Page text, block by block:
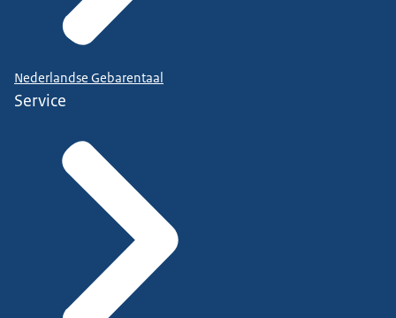
Nederlandse Gebarentaal
Service